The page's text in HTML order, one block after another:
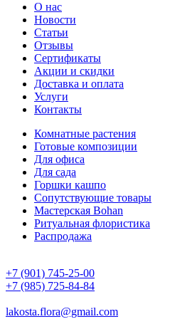
О нас
Новости
Статьи
Отзывы
Сертификаты
Акции и скидки
Доставка и оплата
Услуги
Контакты
Комнатные растения
Готовые композиции
Для офиса
Для сада
Горшки кашпо
Сопутствующие товары
Мастерская Bohan
Ритуальная флористика
Распродажа
+7 (901) 745-25-00
+7 (985) 725-84-84
lakosta.flora@gmail.com